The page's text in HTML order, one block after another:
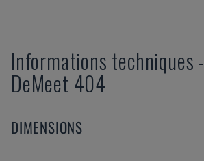
Informations techniques -
DeMeet 404
DIMENSIONS